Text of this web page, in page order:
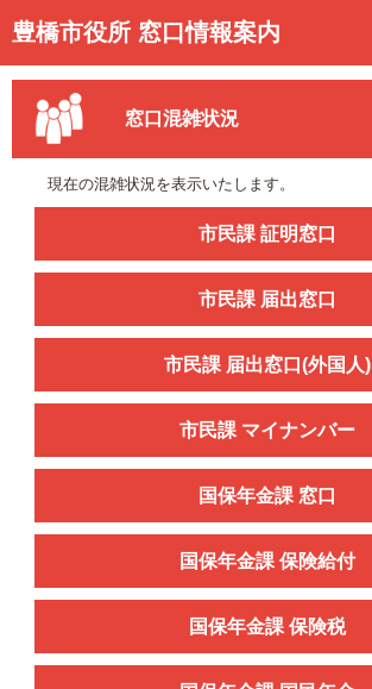
豊橋市役所 窓口情報案内
トップページ
事前予約
予約状況確認
待ち状況確認
交付状況確認
メール通知登録
混雑予想カレンダー
窓口混雑状況
現在の混雑状況を表示いたします。
市民課 証明窓口
市民課 届出窓口
市民課 届出窓口(外国人)
市民課 マイナンバー
国保年金課 窓口
国保年金課 保険給付
国保年金課 保険税